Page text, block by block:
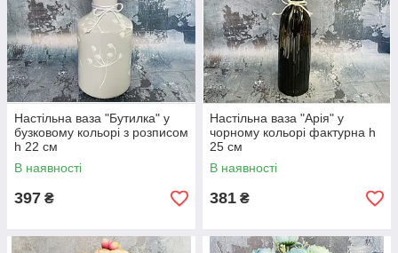
Настільна ваза "Бутилка" у
бузковому кольорі з розписом
h 22 см
В наявності
397 ₴
Настільна ваза "Арія" у
чорному кольорі фактурна h
25 см
В наявності
381 ₴